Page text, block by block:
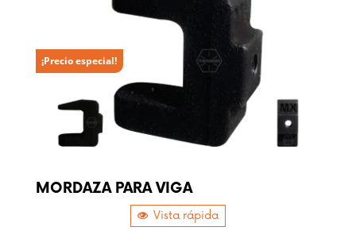
¡Precio especial!
MORDAZA PARA VIGA
Vista rápida